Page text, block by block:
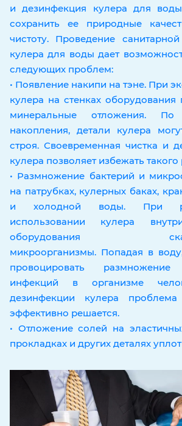
и дезинфекция кулера для
сохранить ее природные
чистоту. Проведение
кулера для воды дает
следующих проблем:
• Появление накипи на тэне. При
кулера на стенках оборудования
минеральные отложения.
накопления, детали кулера
строя. Своевременная чистка и
кулера позволяет избежать такого
• Размножение бактерий и
на патрубках, кулерных баках,
и холодной воды. При
использовании кулера
оборудования
микроорганизмы. Попадая в
провоцировать
инфекций в организме
дезинфекции кулера
эффективно решается.
• Отложение солей на
прокладках и других деталях